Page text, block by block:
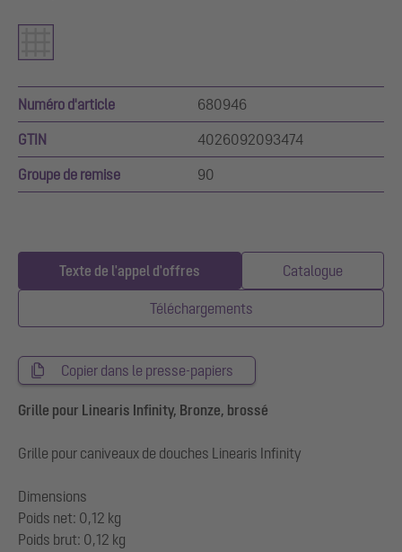
Numéro d'article 680946
GTIN 4026092093474
Groupe de remise 90
Texte de l'appel d'offres Catalogue
Téléchargements
Copier dans le presse-papiers
Grille pour Linearis Infinity, Bronze, brossé
Grille pour caniveaux de douches Linearis Infinity
Dimensions
Poids net: 0,12 kg
Poids brut: 0,12 kg